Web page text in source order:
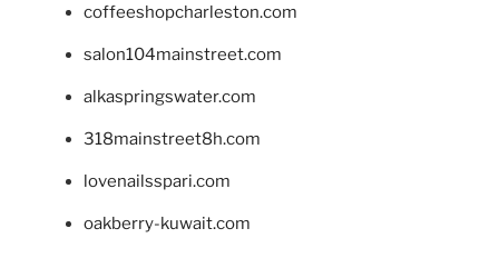
coffeeshopcharleston.com
salon104mainstreet.com
alkaspringswater.com
318mainstreet8h.com
lovenailsspari.com
oakberry-kuwait.com